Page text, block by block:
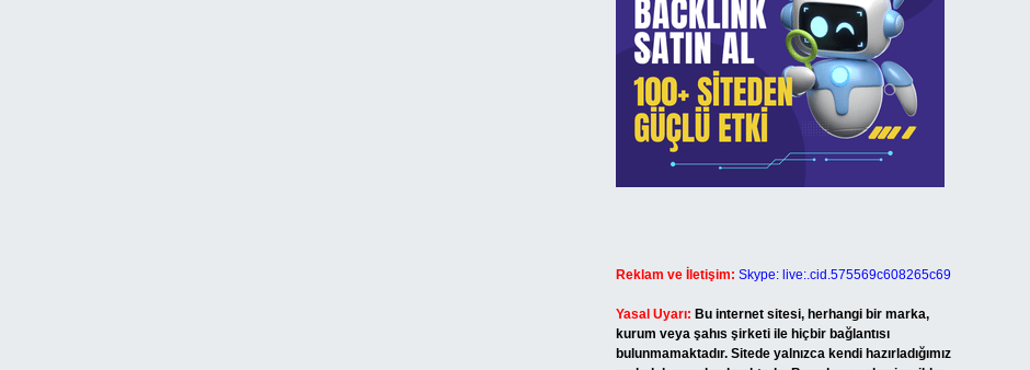
Reklam ve İletişim: Skype: live:.cid.575569c608265c69
Yasal Uyarı: Bu internet sitesi, herhangi bir marka,
kurum veya şahıs şirketi ile hiçbir bağlantısı
bulunmamaktadır. Sitede yalnızca kendi hazırladığımız